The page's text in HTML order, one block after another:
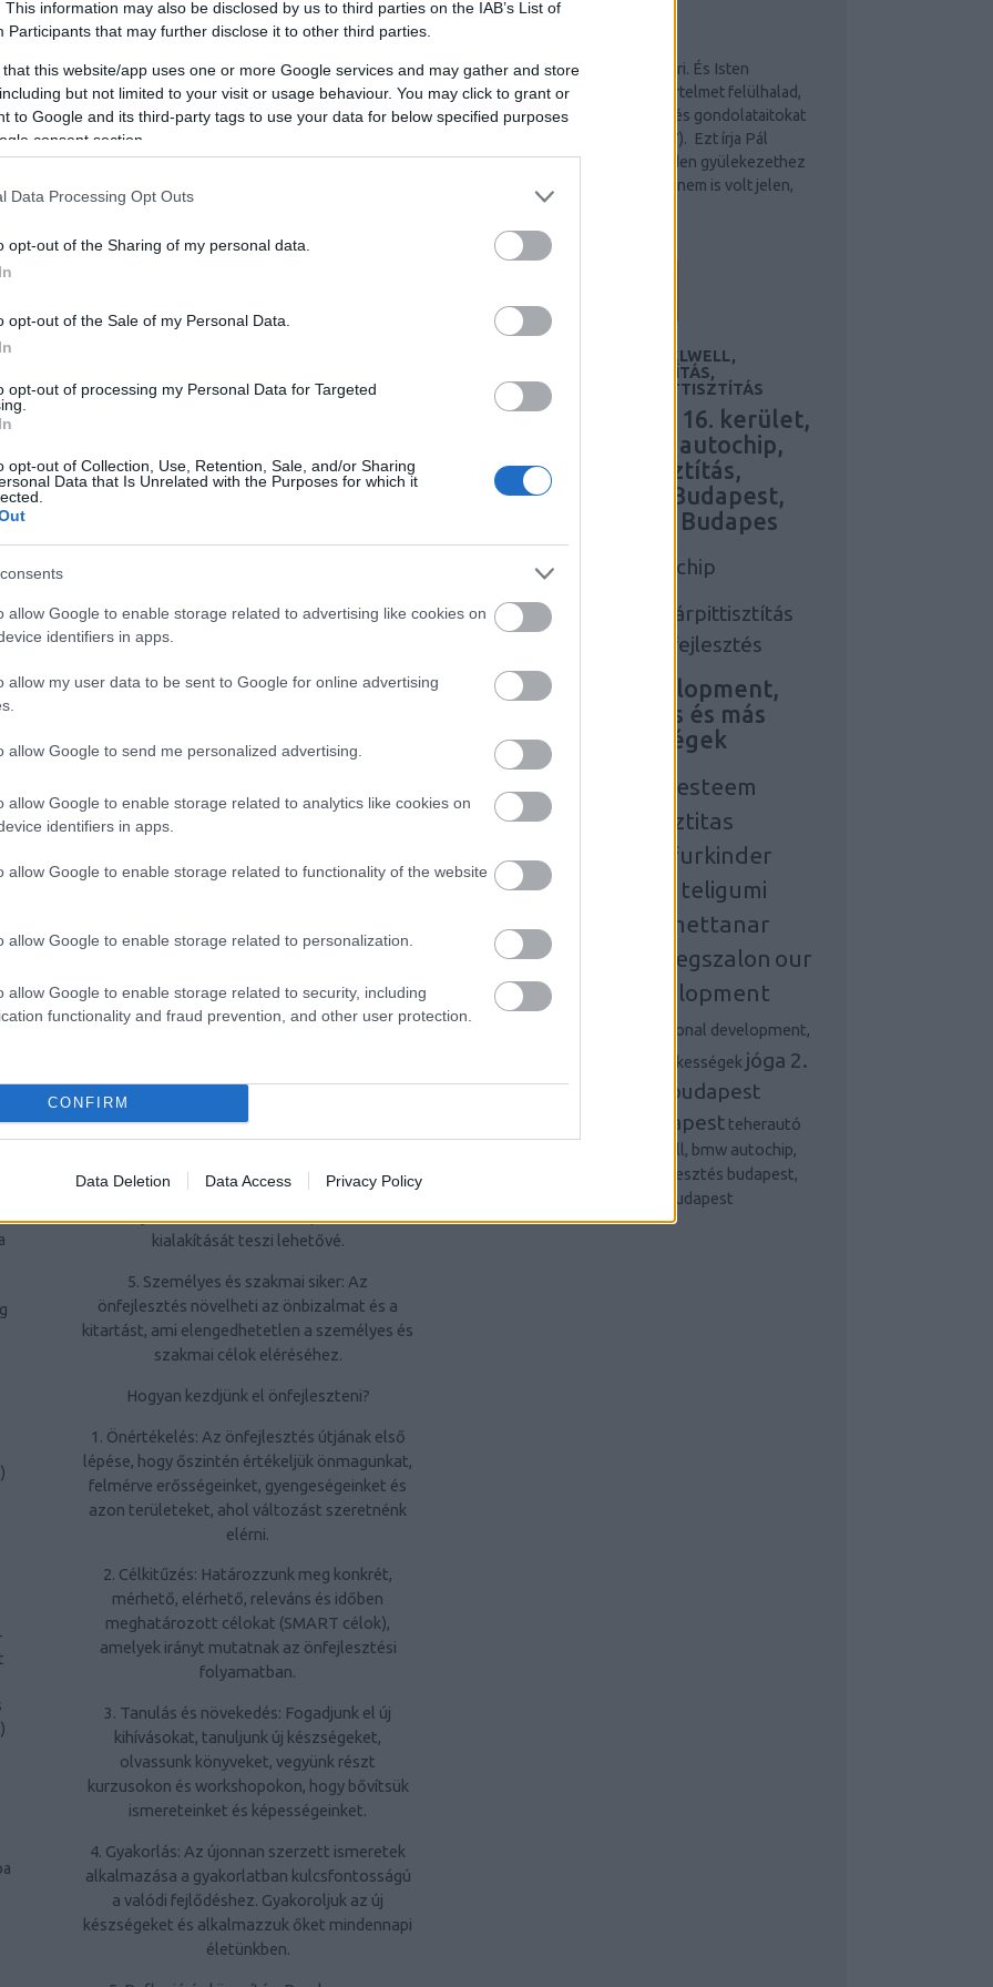
This information may also be disclosed by us to third parties on the IAB’s List of
Participants that may further disclose it to other third parties.
that this website/app uses one or more Google services and may gather and store
but not limited to your visit or usage behaviour. You may click to grant or
to Google and its third-party tags to use your data for below specified purposes
consent section.
Data Processing Opt Outs
opt-out of the Sharing of my personal data.
opt-out of the Sale of my Personal Data.
opt-out of processing my Personal Data for Targeted
opt-out of Collection, Use, Retention, Sale, and/or Sharing
Data that Is Unrelated with the Purposes for which it
allow Google to enable storage related to advertising like cookies on
identifiers in apps.
allow my user data to be sent to Google for online advertising
allow Google to send me personalized advertising.
allow Google to enable storage related to analytics like cookies on
identifiers in apps.
allow Google to enable storage related to functionality of the website
allow Google to enable storage related to personalization.
allow Google to enable storage related to security, including
functionality and fraud prevention, and other user protection.
CONFIRM
Data Deletion Data Access Privacy Policy
1)
)
)
potenciálját és optimalizálja teljesítményét
mind személyes, mind szakmai életében. Ez a
képességek, ismeretek és kompetenciák
bővítését, valamint a mentális és fizikai
egészség fejlesztését. Az önfejlesztés nem
önmagunk által vezetett, pozitív változásra
mert lehetővé teszi az egyének számára,
valamint javítsák életminőségüket. Ez egy
kezeléséhez, a boldogság és elégedettség
megbirkózáshoz.
1. Növekedett önismeret: Az önfejlesztési út
jobban megismerhetjük saját motivációinkat,
döntéseket hozhassunk életünk különböző
2. Hatékonyabb célkitűzés és -elérés: Az
meghatározásához és eléréséhez szükséges
vágyunk az életben.
önfejlesztési tevékenységek, mint a
meditáció, a testmozgás vagy az egészséges
4. Fejlesztett kapcsolatok: Az önfejlesztés
révén javíthatjuk kommunikációs
készségeinket, empátiánkat és
konfliktuskezelő képességeinket, ami
mélyebb és értelmesebb kapcsolatok
kialakítását teszi lehetővé.
5. Személyes és szakmai siker: Az
önfejlesztés növelheti az önbizalmat és a
kitartást, ami elengedhetetlen a személyes és
szakmai célok eléréséhez.
Hogyan kezdjünk el önfejleszteni?
1. Önértékelés: Az önfejlesztés útjának első
lépése, hogy őszintén értékeljük önmagunkat,
felmérve erősségeinket, gyengeségeinket és
azon területeket, ahol változást szeretnénk
elérni.
2. Célkitűzés: Határozzunk meg konkrét,
mérhető, elérhető, releváns és időben
meghatározott célokat (SMART célok),
amelyek irányt mutatnak az önfejlesztési
folyamatban.
3. Tanulás és növekedés: Fogadjunk el új
kihívásokat, tanuljunk új készségeket,
olvassunk könyveket, vegyünk részt
kurzusokon és workshopokon, hogy bővítsük
ismereteinket és képességeinket.
4. Gyakorlás: Az újonnan szerzett ismeretek
alkalmazása a gyakorlatban kulcsfontosságú
a valódi fejlődéshez. Gyakoroljuk az új
készségeket és alkalmazzuk őket mindennapi
életünkben.
BLOGAJÁNLÓ
Isten békessége, nem emberi. És Isten
békessége, amely minden értelmet felülhalad,
meg fogja őrizni szíveteket és gondolataitokat
a Krisztus Jézusban. (Fil 4, 7). Ezt írja Pál
apostol a Filippieknek. Minden gyülekezethez
ahová járt Pál apostol, vagy nem is volt jelen,
mindig olyan szellemi…
mindenbenkrisztus.blog.hu
TEHERAUTÓ BÉRLÉS, FEELWELL,
AUTOCHIP, KÁRPITTISZTÍTÁS,
WEBFEJLESZTÉS, KÁRPITTISZTÍTÁS
teherautó bérlés 16. kerület,
feelwell, Bmw autochip,
szőnyegtisztítás,
kárpittisztítás Budapest,
webfejlesztés Budapes
Bmw autochip
szőnyegtisztítás, kárpittisztítás
webfejlesztés
Personal development,
kárpittisztítás és más
érdekességek
building self esteem
szonyegtisztitas
englischkursefurkinder
karpittisztitas
teligumi
anyanyelvinemettanar
kozmetikaesszepsegszalon our
personal development
Personal development,
kárpittisztítás és más érdekességek jóga 2.
és 13. kerület budapest
webfejlesztés budapestteherautó
bérlés 16. kerület, feelwell, bmw autochip,
szőnyegtisztítás, webfejlesztés budapest,
kárpittisztítás Budapest